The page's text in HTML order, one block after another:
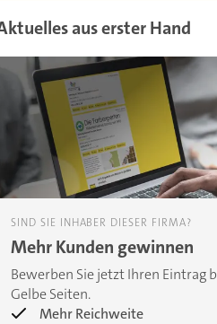
aus erster Hand
SIND SIE INHABER DIESER FIRMA?
Mehr Kunden gewinnen
Bewerben Sie jetzt Ihren Eintrag
Gelbe Seiten.
Mehr Reichweite